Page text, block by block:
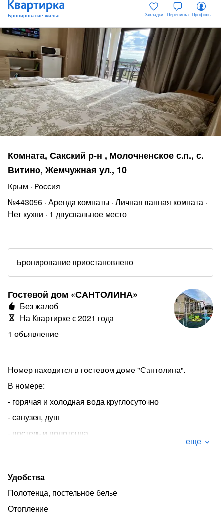
Закладки Переписка Профиль
Комната, Сакский р-н , Молочненское с.п., с.
Витино, Жемчужная ул., 10
Крым · Россия
№443096 · Аренда комнаты · Личная ванная комната ·
Нет кухни · 1 двуспальное место
Бронирование приостановлено
Гостевой дом «САНТОЛИНА»
1 объявление
Без жалоб
На Квартирке с 2021 года
Номер находится в гостевом доме "Сантолина".
В номере:
- горячая и холодная вода круглосуточно
- санузел, душ
- постель и полотенца
- Wi-Fi
- холодильник
- чайник
еще
Удобства
Полотенца, постельное белье
Отопление